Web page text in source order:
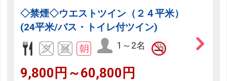
◇禁煙◇ウエストツイン（２４平米）
(24平米/バス・トイレ付ツイン)
1～2名
9,800円～60,800円